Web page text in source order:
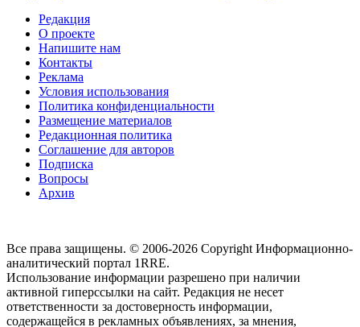
Редакция
О проекте
Напишите нам
Контакты
Реклама
Условия использования
Политика конфиденциальности
Размещение материалов
Редакционная политика
Соглашение для авторов
Подписка
Вопросы
Архив
Все права защищены. © 2006-2026 CopyrightИнформационно-
аналитический портал 1RRE.
Использование информации разрешено при наличии
активной гиперссылки на сайт. Редакция не несет
ответственности за достоверность информации,
содержащейся в рекламных объявлениях, за мнения,